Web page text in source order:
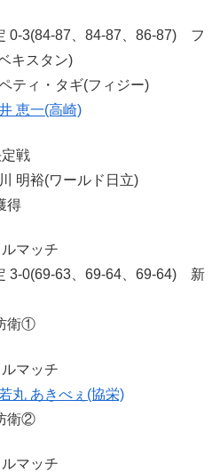
0-3(84-87、84-87、86-87) フ
キスタン)
ィ・タギ(フィジー)
恵一(高崎)
戦
明裕(ワールド日立)
得
マッチ
3-0(69-63、69-64、69-64) 新
衛①
マッチ
丸 あきべぇ(協栄)
衛②
マッチ